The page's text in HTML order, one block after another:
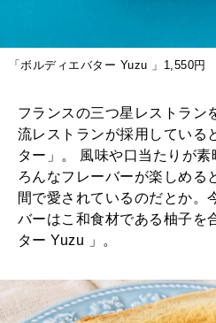
「ボルディエバター Yuzu 」1,550円
フランスの三つ星レストラン
流レストランが採用している
ター」。 風味や口当たりが
ろんなフレーバーが楽しめる
間で愛されているのだとか。
バーはこ和食材である柚子を
ター Yuzu 」。